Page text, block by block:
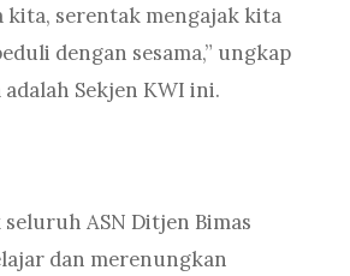
kita, serentak mengajak kita
dengan sesama,” ungkap
Sekjen KWI ini.
ASN Ditjen Bimas
dan merenungkan